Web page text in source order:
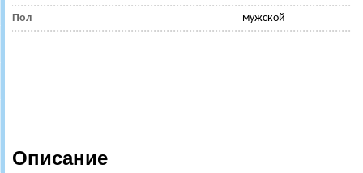
Пол мужской
Описание